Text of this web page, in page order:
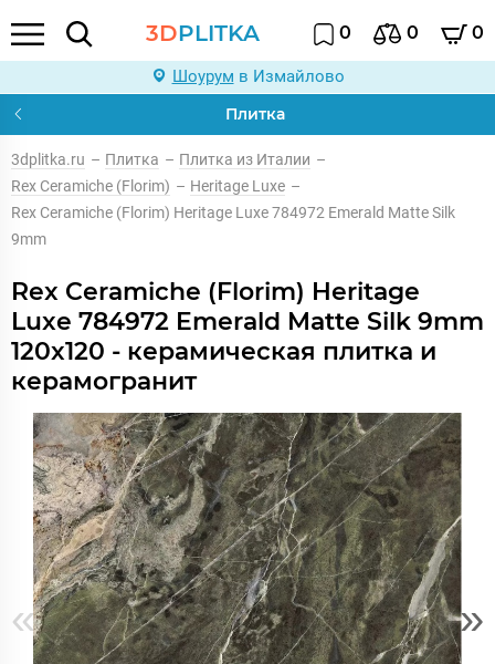
3DPLITKA 0 0 0
Шоурум в Измайлово
Плитка
3dplitka.ru – Плитка – Плитка из Италии –
Rex Ceramiche (Florim) – Heritage Luxe –
Rex Ceramiche (Florim) Heritage Luxe 784972 Emerald Matte Silk
9mm
Rex Ceramiche (Florim) Heritage
Luxe 784972 Emerald Matte Silk 9mm
120x120 - керамическая плитка и
керамогранит
« »